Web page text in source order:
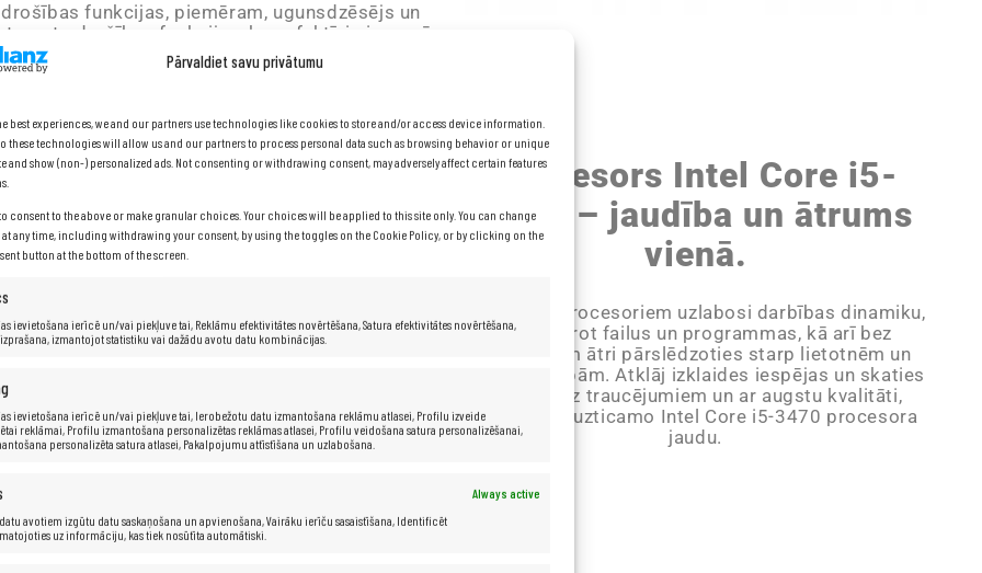
Pārvaldiet savu privātumu
best experiences, we and our partners use technologies like cookies to store and/or access device information.
these technologies will allow us and our partners to process personal data such as browsing behavior or unique
and show (non-) personalized ads. Not consenting or withdrawing consent, may adversely affect certain features
consent to the above or make granular choices. Your choices will be applied to this site only. You can change
at any time, including withdrawing your consent, by using the toggles on the Cookie Policy, or by clicking on the
button at the bottom of the screen.
ievietošana ierīcē un/vai piekļuve tai, Reklāmu efektivitātes novērtēšana, Satura efektivitātes novērtēšana,
izmantojot statistiku vai dažādu avotu datu kombinācijas.
ievietošana ierīcē un/vai piekļuve tai, Ierobežotu datu izmantošana reklāmu atlasei, Profilu izveide
reklāmai, Profilu izmantošana personalizētas reklāmas atlasei, Profilu veidošana satura personalizēšanai,
personalizēta satura atlasei, Pakalpojumu attīstīšana un uzlabošana.
Always active
avotiem izgūtu datu saskaņošana un apvienošana, Vairāku ierīču sasaistīšana, Identificēt
uz informāciju, kas tiek nosūtīta automātiski.
drošības funkcijas, piemēram, ugunsdzēsējs un
drošības funkcijas, kas efektīvi aizsargā
Tavu datoru pret vīrusiem un citu kaitīgu
programmatūru.
Procesors Intel Core i5-
3470 – jaudība un ātrums
vienā.
Ar Core i5 procesoriem uzlabosi darbības dinamiku,
ātri atverot failus un programmas, kā arī bez
problēmām ātri pārslēdzoties starp lietotnēm un
interneta lapām. Atklāj izklaides iespējas un skaties
filmas bez traucējumiem un ar augstu kvalitāti,
izmantojot uzticamo Intel Core i5-3470 procesora
jaudu.
Specifikācija